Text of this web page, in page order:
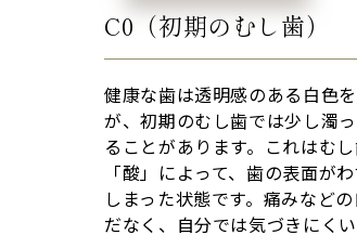
C0（初期のむし歯）
健康な歯は透明感のある白色
が、初期のむし歯では少し濁
ることがあります。これはむ
「酸」によって、歯の表面が
しまった状態です。痛みなど
だなく、自分では気づきにく